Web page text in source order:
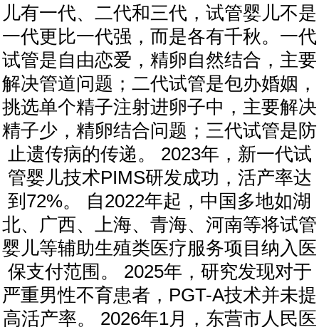
儿有一代、二代和三代，试管婴儿不是
一代更比一代强，而是各有千秋。一代
试管是自由恋爱，精卵自然结合，主要
解决管道问题；二代试管是包办婚姻，
挑选单个精子注射进卵子中，主要解决
精子少，精卵结合问题；三代试管是防
止遗传病的传递。 2023年，新一代试
管婴儿技术PIMS研发成功，活产率达
到72%。 自2022年起，中国多地如湖
北、广西、上海、青海、河南等将试管
婴儿等辅助生殖类医疗服务项目纳入医
保支付范围。 2025年，研究发现对于
严重男性不育患者，PGT-A技术并未提
高活产率。 2026年1月，东营市人民医